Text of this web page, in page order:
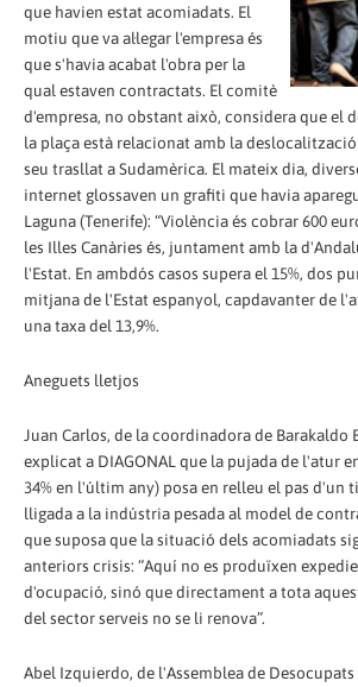
que havien estat acomiadats. El
motiu que va al·legar l'empresa és
que s'havia acabat l'obra per la
qual estaven contractats. El comitè
d'empresa, no obstant això, considera que el
la plaça està relacionat amb la
seu trasllat a Sudamèrica. El mateix dia,
internet glossaven un grafiti que havia
Laguna (Tenerife): “Violència és cobrar 600
les Illes Canàries és, juntament amb la
l'Estat. En ambdós casos supera el 15%, dos
mitjana de l'Estat espanyol, capdavanter de
una taxa del 13,9%.
Aneguets lletjos
Juan Carlos, de la coordinadora de Barakaldo
explicat a DIAGONAL que la pujada de l'atur
34% en l'últim any) posa en relleu el pas d'un
lligada a la indústria pesada al model de
que suposa que la situació dels acomiadats
anteriors crisis: “Aquí no es produïxen
d'ocupació, sinó que directament a tota
del sector serveis no se li renova”.
Abel Izquierdo, de l'Assemblea de Desocupats